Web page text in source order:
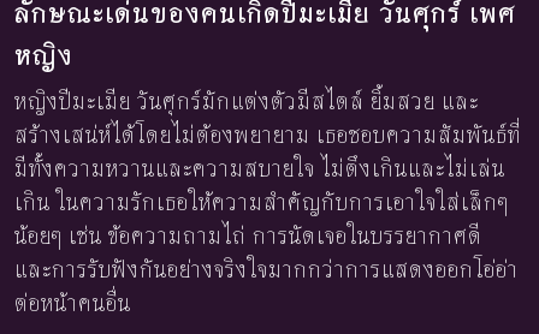
ลักษณะเด่นของคนเกิดปีมะเมีย วันศุกร์ เพศ
หญิง
หญิงปีมะเมีย วันศุกร์มักแต่งตัวมีสไตล์ ยิ้มสวย และ
สร้างเสน่ห์ได้โดยไม่ต้องพยายาม เธอชอบความสัมพันธ์ที่
มีทั้งความหวานและความสบายใจ ไม่ตึงเกินและไม่เล่น
เกิน ในความรักเธอให้ความสำคัญกับการเอาใจใส่เล็กๆ
น้อยๆ เช่น ข้อความถามไถ่ การนัดเจอในบรรยากาศดี
และการรับฟังกันอย่างจริงใจมากกว่าการแสดงออกโอ่อ่า
ต่อหน้าคนอื่น